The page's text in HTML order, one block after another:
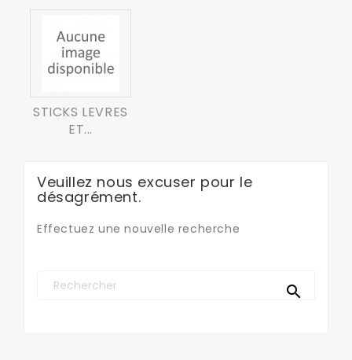
STICKS LEVRES
ET...
Veuillez nous excuser pour le
désagrément.
Effectuez une nouvelle recherche
